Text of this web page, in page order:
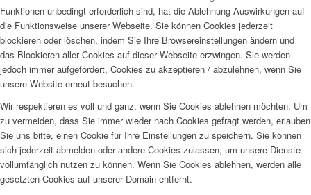
Funktionen unbedingt erforderlich sind, hat die Ablehnung Auswirkungen auf
die Funktionsweise unserer Webseite. Sie können Cookies jederzeit
blockieren oder löschen, indem Sie Ihre Browsereinstellungen ändern und
das Blockieren aller Cookies auf dieser Webseite erzwingen. Sie werden
jedoch immer aufgefordert, Cookies zu akzeptieren / abzulehnen, wenn Sie
unsere Website erneut besuchen.
Wir respektieren es voll und ganz, wenn Sie Cookies ablehnen möchten. Um
zu vermeiden, dass Sie immer wieder nach Cookies gefragt werden, erlauben
Sie uns bitte, einen Cookie für Ihre Einstellungen zu speichern. Sie können
sich jederzeit abmelden oder andere Cookies zulassen, um unsere Dienste
vollumfänglich nutzen zu können. Wenn Sie Cookies ablehnen, werden alle
gesetzten Cookies auf unserer Domain entfernt.